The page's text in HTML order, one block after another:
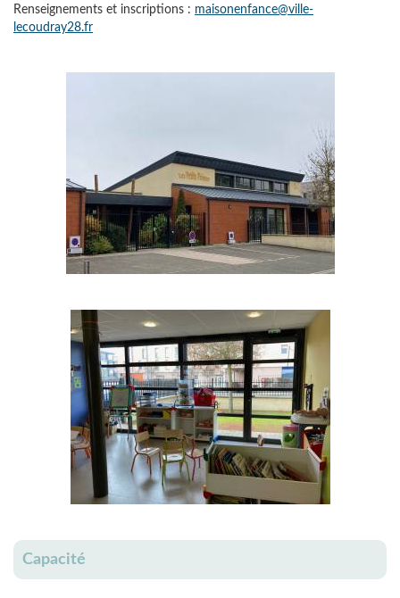
Renseignements et inscriptions : maisonenfance@ville-
lecoudray28.fr
Capacité